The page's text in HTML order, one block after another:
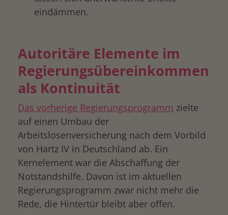
eindämmen.
Autoritäre Elemente im
Regierungsübereinkommen
als Kontinuität
Das vorherige Regierungsprogramm zielte
auf einen Umbau der
Arbeitslosenversicherung nach dem Vorbild
von Hartz IV in Deutschland ab. Ein
Kernelement war die Abschaffung der
Notstandshilfe. Davon ist im aktuellen
Regierungsprogramm zwar nicht mehr die
Rede, die Hintertür bleibt aber offen.